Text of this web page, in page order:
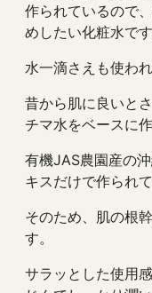
作られているので
めしたい化粧水です
水一滴さえも使わ
昔から肌に良いと
チマ水をベースに
有機JAS農園産の
キスだけで作られ
そのため、肌の根
す。
サラッとした使用